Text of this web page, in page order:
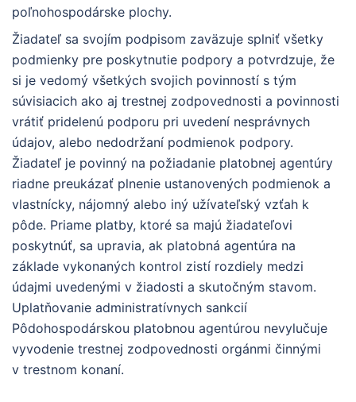
poľnohospodárske plochy.
Žiadateľ sa svojím podpisom zaväzuje splniť všetky
podmienky pre poskytnutie podpory a potvrdzuje, že
si je vedomý všetkých svojich povinností s tým
súvisiacich ako aj trestnej zodpovednosti a povinnosti
vrátiť pridelenú podporu pri uvedení nesprávnych
údajov, alebo nedodržaní podmienok podpory.
Žiadateľ je povinný na požiadanie platobnej agentúry
riadne preukázať plnenie ustanovených podmienok a
vlastnícky, nájomný alebo iný užívateľský vzťah k
pôde. Priame platby, ktoré sa majú žiadateľovi
poskytnúť, sa upravia, ak platobná agentúra na
základe vykonaných kontrol zistí rozdiely medzi
údajmi uvedenými v žiadosti a skutočným stavom.
Uplatňovanie administratívnych sankcií
Pôdohospodárskou platobnou agentúrou nevylučuje
vyvodenie trestnej zodpovednosti orgánmi činnými
v trestnom konaní.